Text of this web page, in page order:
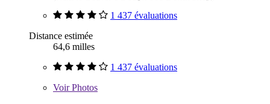
1 437 évaluations
Distance estimée
64,6 milles
1 437 évaluations
VoirPhotos